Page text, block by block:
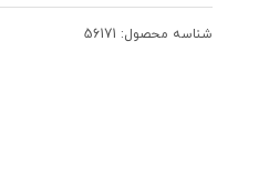
شناسه محصول: 56171